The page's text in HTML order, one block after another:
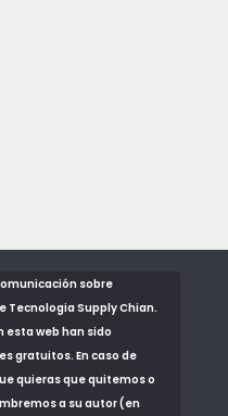
sobre
Tecnologia Supply Chian.
esta web han sido
gratuitos. En caso de
quieras que quitemos o
a su autor (en